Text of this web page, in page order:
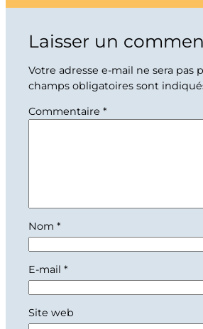
Laisser un
Votre adresse e-mail ne sera pas
champs obligatoires sont
Commentaire *
Nom *
E-mail *
Site web